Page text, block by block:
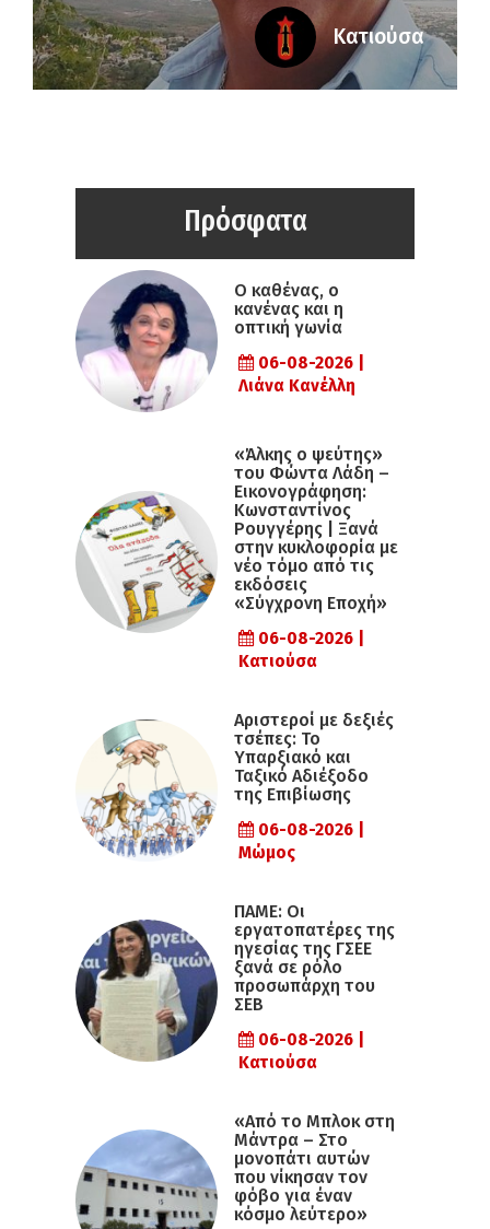
Κατιούσα
Πρόσφατα
Ο καθένας, ο
κανένας και η
οπτική γωνία
06-08-2026 |
Λιάνα Κανέλλη
«Άλκης ο ψεύτης»
του Φώντα Λάδη –
Εικονογράφηση:
Κωνσταντίνος
Ρουγγέρης | Ξανά
στην κυκλοφορία με
νέο τόμο από τις
εκδόσεις
«Σύγχρονη Εποχή»
06-08-2026 |
Κατιούσα
Αριστεροί με δεξιές
τσέπες: Το
Υπαρξιακό και
Ταξικό Αδιέξοδο
της Επιβίωσης
06-08-2026 |
Μώμος
ΠΑΜΕ: Οι
εργατοπατέρες της
ηγεσίας της ΓΣΕΕ
ξανά σε ρόλο
προσωπάρχη του
ΣΕΒ
06-08-2026 |
Κατιούσα
«Από το Μπλοκ στη
Μάντρα – Στο
μονοπάτι αυτών
που νίκησαν τον
φόβο για έναν
κόσμο λεύτερο»